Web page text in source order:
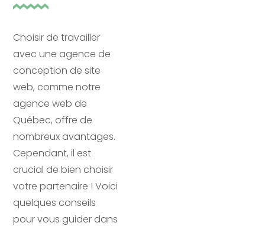
Choisir de travailler
avec une agence de
conception de site
web, comme notre
agence web de
Québec, offre de
nombreux avantages.
Cependant, il est
crucial de bien choisir
votre partenaire ! Voici
quelques conseils
pour vous guider dans